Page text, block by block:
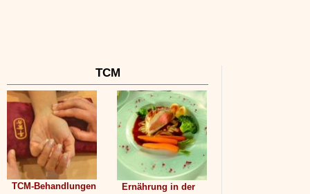
TCM
TCM-Behandlungen
Ernährung in der